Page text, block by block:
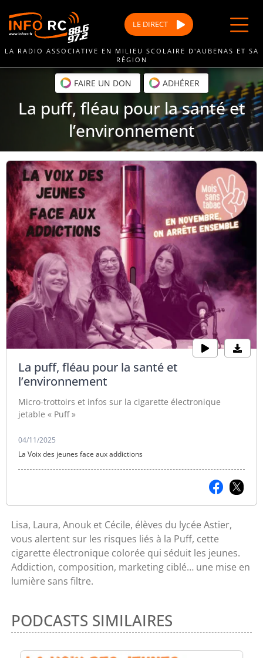
au
contenu
LE DIRECT
LA RADIO ASSOCIATIVE EN MILIEU SCOLAIRE D'AUBENAS ET SA
RÉGION
FAIRE UN DON ADHÉRER
La puff, fléau pour la santé et
l’environnement
La puff, fléau pour la santé et
l’environnement
Micro-trottoirs et infos sur la cigarette électronique
jetable « Puff »
04/11/2025
La Voix des jeunes face aux addictions
Lisa, Laura, Anouk et Cécile, élèves du lycée Astier,
vous alertent sur les risques liés à la Puff, cette
cigarette électronique colorée qui séduit les jeunes.
Addiction, composition, marketing ciblé… une mise en
lumière sans filtre.
PODCASTS SIMILAIRES